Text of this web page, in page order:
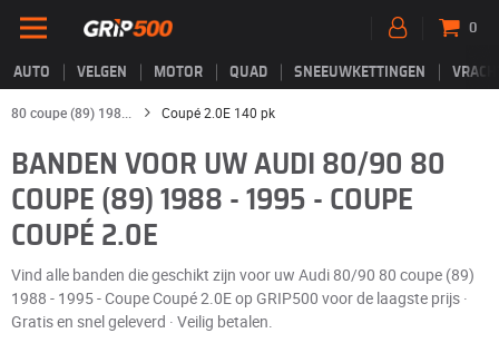
AUTO VELGEN MOTOR QUAD SNEEUWKETTINGEN
0
80 coupe (89) 198... Coupé 2.0E 140 pk
BANDEN VOOR UW AUDI 80/90 80
COUPE (89) 1988 - 1995 - COUPE
COUPÉ 2.0E
Vind alle banden die geschikt zijn voor uw Audi 80/90 80 coupe (89)
1988 - 1995 - Coupe Coupé 2.0E op GRIP500 voor de laagste prijs ·
Gratis en snel geleverd · Veilig betalen.